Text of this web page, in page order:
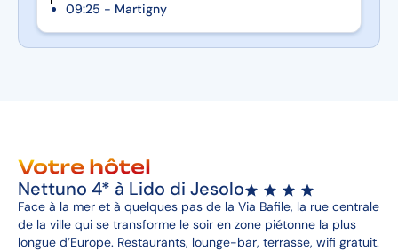
09:25 - Martigny
Votre hôtel
Nettuno 4* à Lido di Jesolo
Face à la mer et à quelques pas de la Via Bafile, la rue centrale
de la ville qui se transforme le soir en zone piétonne la plus
longue d’Europe. Restaurants, lounge-bar, terrasse, wifi gratuit.